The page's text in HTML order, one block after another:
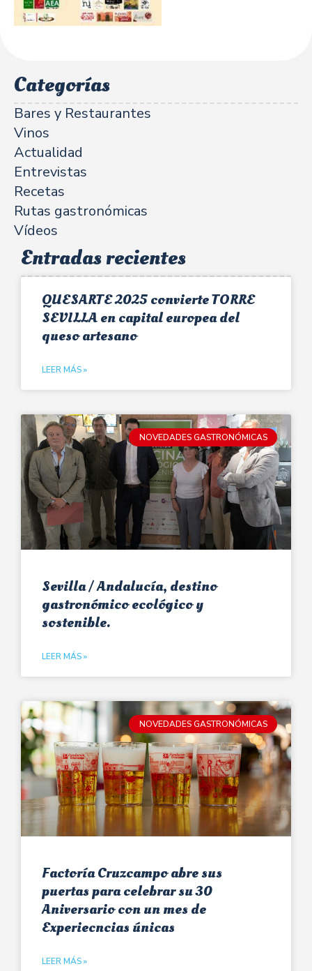
Categorías
Bares y Restaurantes
Vinos
Actualidad
Entrevistas
Recetas
Rutas gastronómicas
Vídeos
Entradas recientes
QUESARTE 2025 convierte TORRE
SEVILLA en capital europea del
queso artesano
LEER MÁS »
NOVEDADES GASTRONÓMICAS
Sevilla / Andalucía, destino
gastronómico ecológico y
sostenible.
LEER MÁS »
NOVEDADES GASTRONÓMICAS
Factoría Cruzcampo abre sus
puertas para celebrar su 30
Aniversario con un mes de
Experiecncias únicas
LEER MÁS »